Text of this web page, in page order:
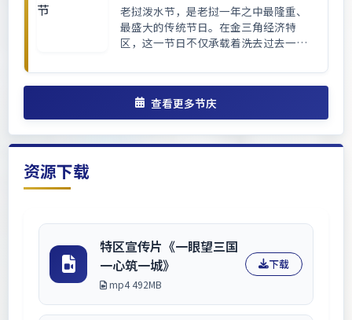
老挝泼水节，是老挝一年之中最隆重、
最盛大的传统节日。在金三角经济特
区，这一节日不仅承载着洗去过去一年
变为一场极具国际风情的跨国泼水狂欢
盛宴。
查看更多节庆
资源下载
特区宣传片《一眼望三国
一心筑一城》
mp4 492MB
下载